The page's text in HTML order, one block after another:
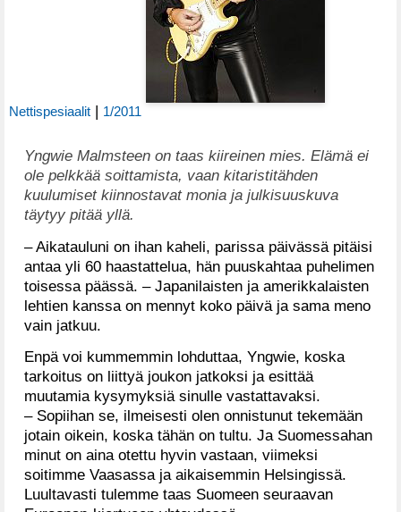
Nettispesiaalit | 1/2011
Yngwie Malmsteen on taas kiireinen mies. Elämä ei
ole pelkkää soittamista, vaan kitaristitähden
kuulumiset kiinnostavat monia ja julkisuuskuva
täytyy pitää yllä.
– Aikatauluni on ihan kaheli, parissa päivässä pitäisi
antaa yli 60 haastattelua, hän puuskahtaa puhelimen
toisessa päässä. – Japanilaisten ja amerikkalaisten
lehtien kanssa on mennyt koko päivä ja sama meno
vain jatkuu.
Enpä voi kummemmin lohduttaa, Yngwie, koska
tarkoitus on liittyä joukon jatkoksi ja esittää
muutamia kysymyksiä sinulle vastattavaksi.
– Sopiihan se, ilmeisesti olen onnistunut tekemään
jotain oikein, koska tähän on tultu. Ja Suomessahan
minut on aina otettu hyvin vastaan, viimeksi
soitimme Vaasassa ja aikaisemmin Helsingissä.
Luultavasti tulemme taas Suomeen seuraavan